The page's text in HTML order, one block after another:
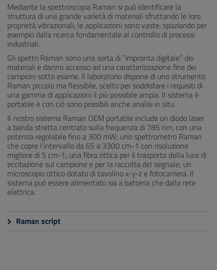
Mediante la spettroscopia Raman si può identificare la
struttura di una grande varietà di materiali sfruttando le loro
proprietà vibrazionali; le applicazioni sono vaste, spaziando per
esempio dalla ricerca fondamentale al controllo di processi
industriali.
Gli spettri Raman sono una sorta di “impronta digitale” dei
materiali e danno accesso ad una caratterizzazione fine dei
campioni sotto esame. Il laboratorio dispone di uno strumento
Raman piccolo ma flessibile, scelto per soddisfare i requisiti di
una gamma di applicazioni il più possibile ampia. Il sistema è
portatile e con ciò sono possibili anche analisi in situ.
Il nostro sistema Raman OEM portatile include un diodo laser
a banda stretta centrato sulla frequenza di 785 nm, con una
potenza regolabile fino a 300 mW; uno spettrometro Raman
che copre l’intervallo da 65 a 3300 cm-1 con risoluzione
migliore di 5 cm-1; una fibra ottica per il trasporto della luce di
eccitazione sul campione e per la raccolta del segnale; un
microscopio ottico dotato di tavolino x-y-z e fotocamera. Il
sistema può essere alimentato sia a batteria che dalla rete
elettrica.
Raman script